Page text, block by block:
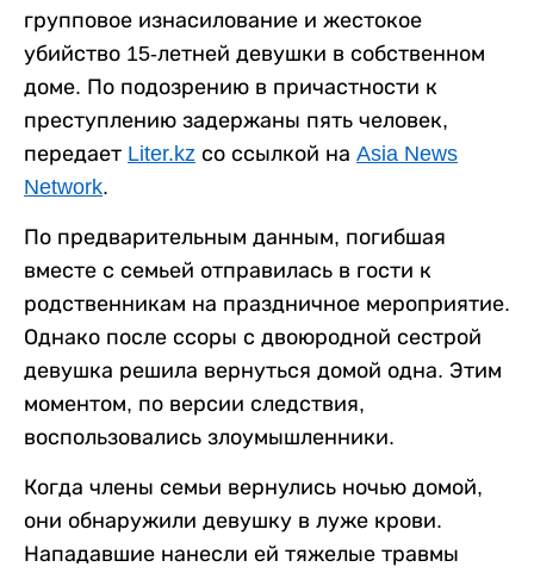
групповое изнасилование и жестокое
убийство 15-летней девушки в собственном
доме. По подозрению в причастности к
преступлению задержаны пять человек,
передает Liter.kz со ссылкой на Asia News
Network.
По предварительным данным, погибшая
вместе с семьей отправилась в гости к
родственникам на праздничное мероприятие.
Однако после ссоры с двоюродной сестрой
девушка решила вернуться домой одна. Этим
моментом, по версии следствия,
воспользовались злоумышленники.
Когда члены семьи вернулись ночью домой,
они обнаружили девушку в луже крови.
Нападавшие нанесли ей тяжелые травмы